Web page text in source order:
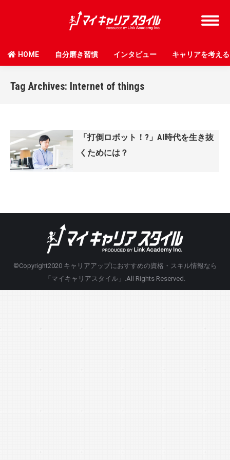
HOME 自分磨き習慣 インタビュー キャリアを考える
Tag Archives: Internet of things
「打倒ロボット！?」AI時代を生き抜
くためには？
©Copyright2020 キャリアアップにおすすめの資格・スキル情報なら
「マイキャリアスタイル」
.All Rights Reserved.